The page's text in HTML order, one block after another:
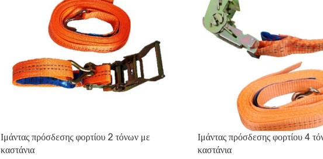
Ιμάντας πρόσδεσης φορτίου 2 τόνων με
καστάνια
Ιμάντας πρόσδεσης φορτίου 4
καστάνια